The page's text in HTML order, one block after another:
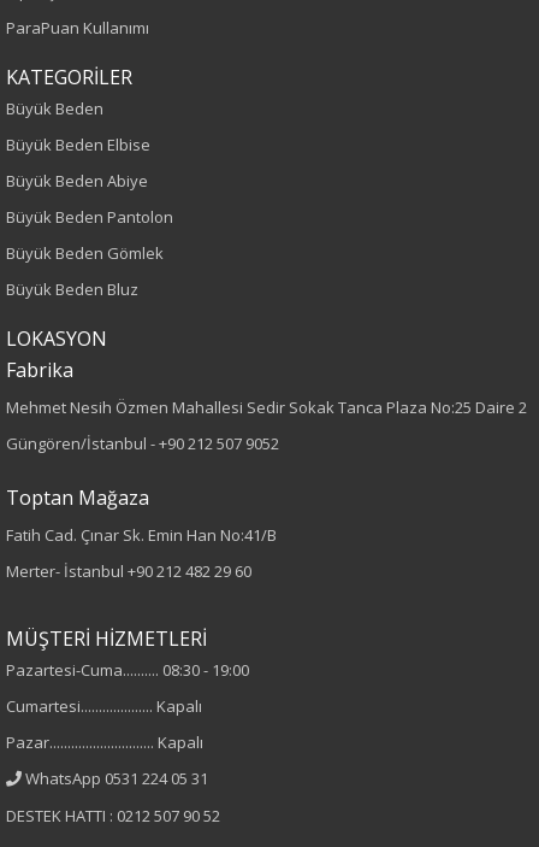
Bel
Normal Bel
Kalıp
Boy
Paça Tipi
Bilek Paça
Denim
Düz
Kumaş
%98 Pamuk
%2 Elastan
ParaPuan Kullanımı
KATEGORİLER
Büyük Beden
Büyük Beden Elbise
Büyük Beden Abiye
Büyük Beden Pantolon
Büyük Beden Gömlek
Büyük Beden Bluz
LOKASYON
Fabrika
Mehmet Nesih Özmen Mahallesi Sedir Sokak Tanca Plaza No:25 Daire 2
Güngören/İstanbul -+90 212 507 9052
Toptan Mağaza
Fatih Cad. Çınar Sk. Emin Han No:41/B
Merter- İstanbul +90 212 482 29 60
MÜŞTERİ HİZMETLERİ
Pazartesi-Cuma.......... 08:30 - 19:00
Cumartesi.................... Kapalı
Pazar............................. Kapalı
WhatsApp 0531 224 05 31
DESTEK HATTI : 0212 507 90 52